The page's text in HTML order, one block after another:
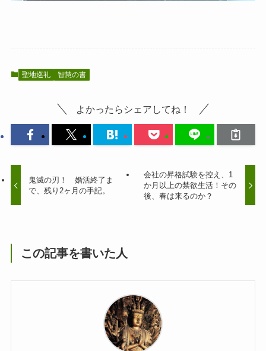
聖地巡礼 智慧の書
よかったらシェアしてね！
鬼滅の刃！ 婚活終了ま
で、残り2ヶ月の手記。
会社の昇格試験を控え、1
か月以上の禁欲生活！その
後、春は来るのか？
この記事を書いた人